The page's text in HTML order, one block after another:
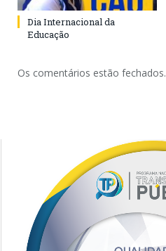
Dia Internacional da
Educação
Os comentários estão fechados.